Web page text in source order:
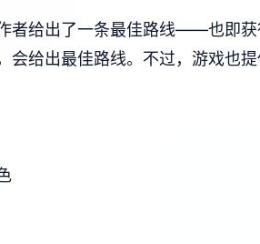
者给出了一条最佳路线——也即
会给出最佳路线。不过，游戏也